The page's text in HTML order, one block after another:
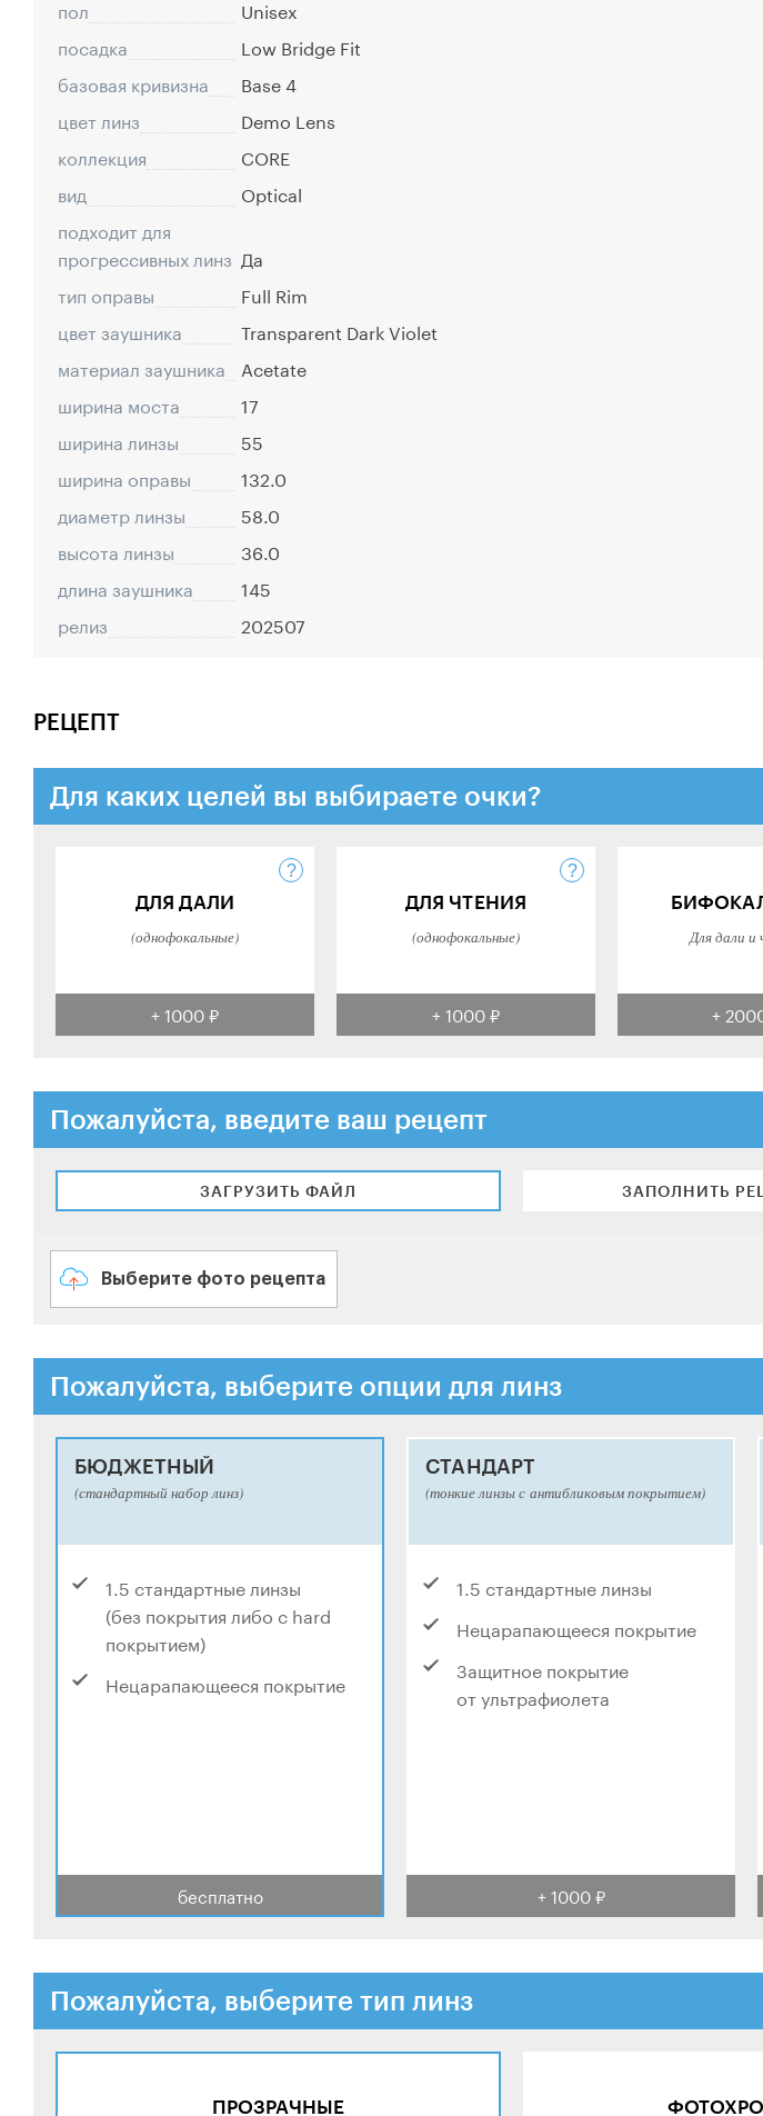
пол
Unisex
посадка
Low Bridge Fit
базовая кривизна
Base 4
цвет линз
Demo Lens
коллекция
CORE
вид
Optical
подходит для
прогрессивных линз Да
тип оправы
Full Rim
цвет заушника
Transparent Dark Violet
материал заушника
Acetate
ширина моста
17
ширина линзы
55
ширина оправы
132.0
диаметр линзы
58.0
высота линзы
36.0
длина заушника
145
релиз
202507
РЕЦЕПТ
Для каких целей вы выбираете очки?
ДЛЯ ДАЛИ
(однофокальные)
+ 1000 ₽
ДЛЯ ЧТЕНИЯ
(однофокальные)
+ 1000 ₽
Для дали и
+
Пожалуйста, введите ваш рецепт
ЗАГРУЗИТЬ ФАЙЛ ЗАПОЛНИТЬ
Выберите фото рецепта
Пожалуйста, выберите опции для линз
БЮДЖЕТНЫЙ
(стандартный набор линз)
1.5 стандартные линзы
(без покрытия либо с hard
покрытием)
Нецарапающееся покрытие
бесплатно
СТАНДАРТ
(тонкие линзы с антибликовым покрытием)
1.5 стандартные линзы
Нецарапающееся покрытие
Защитное покрытие
от ультрафиолета
+ 1000 ₽
Пожалуйста, выберите тип линз
ПРОЗРАЧНЫЕ